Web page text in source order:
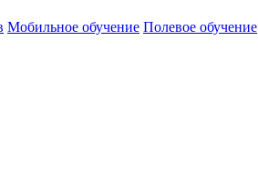
Мобильное обучение Полевое обучение